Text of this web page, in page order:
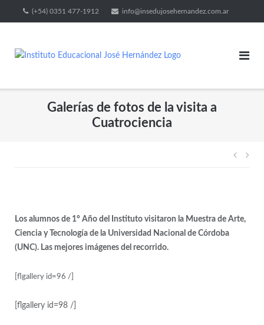
(+54) 0351 477-1912 info@insedujosehernandez.com.ar
Galerías de fotos de la visita a
Cuatrociencia
Los alumnos de 1° Año del Instituto visitaron la Muestra de Arte,
Ciencia y Tecnología de la Universidad Nacional de Córdoba
(UNC). Las mejores imágenes del recorrido.
[flgallery id=96 /]
[flgallery id=98 /]